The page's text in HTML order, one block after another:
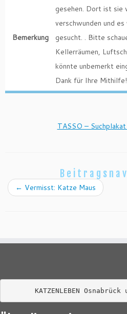
Bemerkung
gesehen. Dort ist sie
verschwunden und
gesucht. . Bitte
Kellerräumen,
könnte unbemerkt
Dank für Ihre Mithilfe!
TASSO –
← Vermisst: Katze Maus
KATZENLEBEN